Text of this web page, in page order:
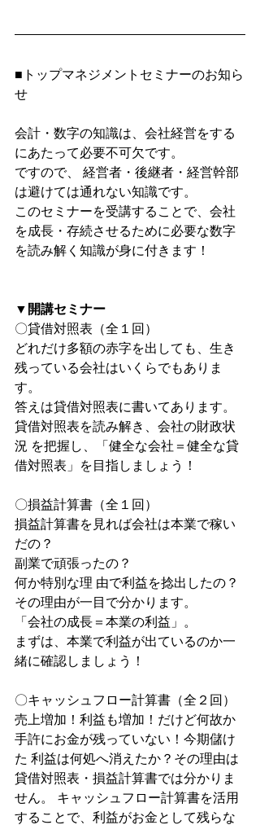
■トップマネジメントセミナーのお知ら
せ
会計・数字の知識は、会社経営をする
にあたって必要不可欠です。
ですので、 経営者・後継者・経営幹部
は避けては通れない知識です。
このセミナーを受講することで、会社
を成長・存続させるために必要な数字
を読み解く知識が身に付きます！
▼開講セミナー
〇貸借対照表（全１回）
どれだけ多額の赤字を出しても、生き
残っている会社はいくらでもありま
す。
答えは貸借対照表に書いてあります。
貸借対照表を読み解き、会社の財政状
況 を把握し、「健全な会社＝健全な貸
借対照表」を目指しましょう！
〇損益計算書（全１回）
損益計算書を見れば会社は本業で稼い
だの？
副業で頑張ったの？
何か特別な理 由で利益を捻出したの？
その理由が一目で分かります。
「会社の成長＝本業の利益」。
まずは、本業で利益が出ているのか一
緒に確認しましょう！
〇キャッシュフロー計算書（全２回）
売上増加！利益も増加！だけど何故か
手許にお金が残っていない！今期儲け
た 利益は何処へ消えたか？その理由は
貸借対照表・損益計算書では分かりま
せん。 キャッシュフロー計算書を活用
することで、利益がお金として残らな